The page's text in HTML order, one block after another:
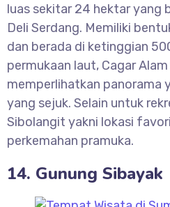
luas sekitar 24 hektar yang
Deli Serdang. Memiliki
dan berada di ketinggian
permukaan laut, Cagar
memperlihatkan panorama
yang sejuk. Selain untuk
Sibolangit yakni lokasi
perkemahan pramuka.
14. Gunung Sibayak